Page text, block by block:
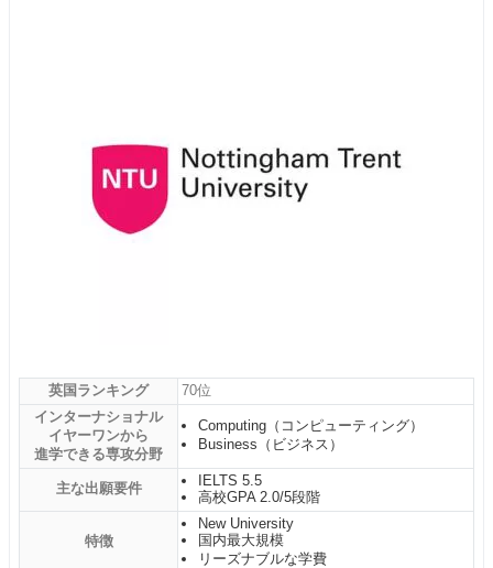
英国ランキング
70位
インターナショナル
イヤーワンから
進学できる専攻分野
Computing（コンピューティング）
Business（ビジネス）
主な出願要件
IELTS 5.5
高校GPA 2.0/5段階
特徴
New University
国内最大規模
リーズナブルな学費